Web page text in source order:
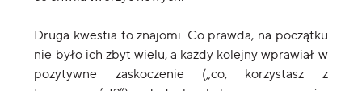
Druga kwestia to znajomi. Co prawda, na początku
nie było ich zbyt wielu, a każdy kolejny wprawiał w
pozytywne zaskoczenie („co, korzystasz z